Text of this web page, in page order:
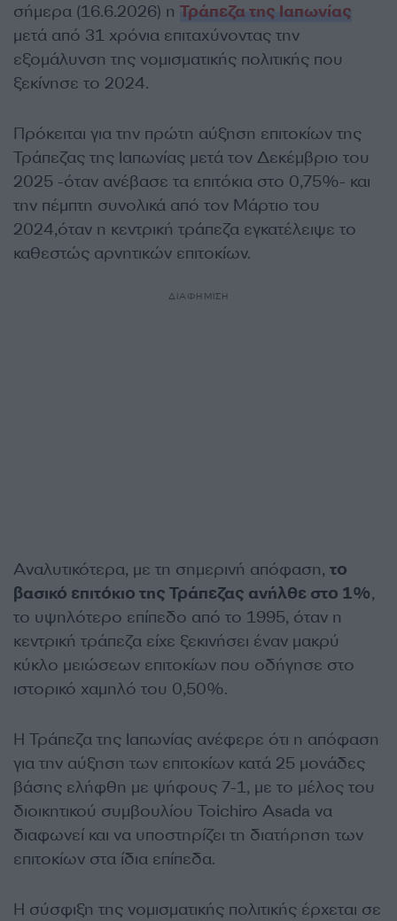
σήμερα (16.6.2026) η Τράπεζα της Ιαπωνίας
μετά από 31 χρόνια επιταχύνοντας την
εξομάλυνση της νομισματικής πολιτικής που
ξεκίνησε το 2024.
Πρόκειται για την πρώτη αύξηση επιτοκίων της
Τράπεζας της Ιαπωνίας μετά τον Δεκέμβριο του
2025 -όταν ανέβασε τα επιτόκια στο 0,75%- και
την πέμπτη συνολικά από τον Μάρτιο του
2024,όταν η κεντρική τράπεζα εγκατέλειψε το
καθεστώς αρνητικών επιτοκίων.
ΔΙΑΦΗΜΙΣΗ
Αναλυτικότερα, με τη σημερινή απόφαση, το
βασικό επιτόκιο της Τράπεζας ανήλθε στο 1%,
το υψηλότερο επίπεδο από το 1995, όταν η
κεντρική τράπεζα είχε ξεκινήσει έναν μακρύ
κύκλο μειώσεων επιτοκίων που οδήγησε στο
ιστορικό χαμηλό του 0,50%.
Η Τράπεζα της Ιαπωνίας ανέφερε ότι η απόφαση
για την αύξηση των επιτοκίων κατά 25 μονάδες
βάσης ελήφθη με ψήφους 7-1, με το μέλος του
διοικητικού συμβουλίου Toichiro Asada να
διαφωνεί και να υποστηρίζει τη διατήρηση των
επιτοκίων στα ίδια επίπεδα.
Η σύσφιξη της νομισματικής πολιτικής έρχεται σε